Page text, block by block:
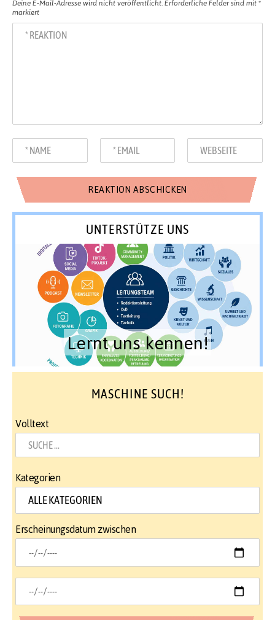
Deine E-Mail-Adresse wird nicht veröffentlicht. Erforderliche Felder sind mit *
markiert
UNTERSTÜTZE UNS
Lernt uns kennen!
MASCHINE SUCH!
Volltext
Kategorien
Erscheinungsdatum zwischen